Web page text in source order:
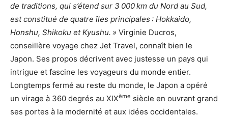
de traditions, qui s’étend sur 3 000 km du Nord au Sud,
est constitué de quatre îles principales : Hokkaido,
Honshu, Shikoku et Kyushu. » Virginie Ducros,
conseillère voyage chez Jet Travel, connaît bien le
Japon. Ses propos décrivent avec justesse un pays qui
intrigue et fascine les voyageurs du monde entier.
Longtemps fermé au reste du monde, le Japon a opéré
un virage à 360 degrés au XIXème siècle en ouvrant grand
ses portes à la modernité et aux idées occidentales.